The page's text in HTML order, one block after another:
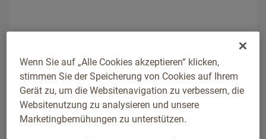
Wenn Sie auf „Alle Cookies akzeptieren“ klicken,
stimmen Sie der Speicherung von Cookies auf Ihrem
Gerät zu, um die Websitenavigation zu verbessern, die
Websitenutzung zu analysieren und unsere
Marketingbemühungen zu unterstützen.